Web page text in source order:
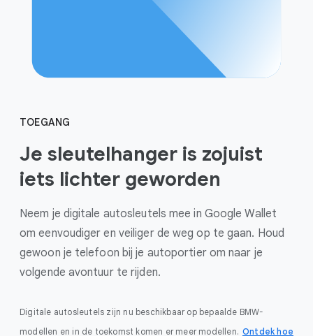
TOEGANG
Je sleutelhanger is zojuist
iets lichter geworden
Neem je digitale autosleutels mee in Google Wallet
om eenvoudiger en veiliger de weg op te gaan. Houd
gewoon je telefoon bij je autoportier om naar je
volgende avontuur te rijden.
Digitale autosleutels zijn nu beschikbaar op bepaalde BMW-
modellen en in de toekomst komen er meer modellen. Ontdek hoe